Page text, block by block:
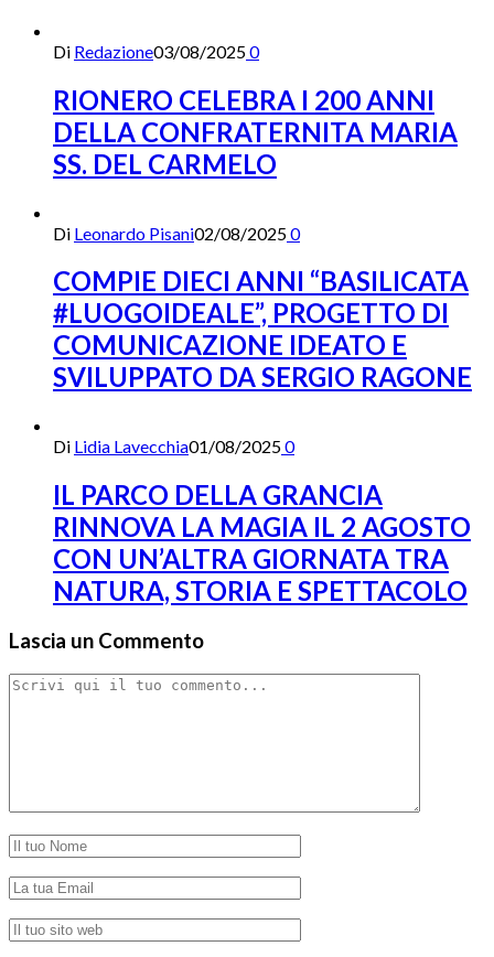
Di Redazione03/08/20250
RIONERO CELEBRA I 200 ANNI
DELLA CONFRATERNITA MARIA
SS. DEL CARMELO
Di Leonardo Pisani02/08/20250
COMPIE DIECI ANNI “BASILICATA
#LUOGOIDEALE”, PROGETTO DI
COMUNICAZIONE IDEATO E
SVILUPPATO DA SERGIO RAGONE
Di Lidia Lavecchia01/08/20250
IL PARCO DELLA GRANCIA
RINNOVA LA MAGIA IL 2 AGOSTO
CON UN’ALTRA GIORNATA TRA
NATURA, STORIA E SPETTACOLO
Lascia un Commento